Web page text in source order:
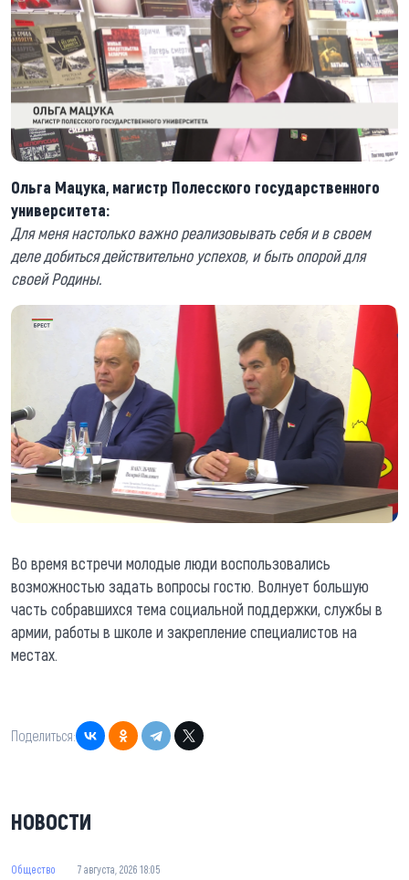
Ольга Мацука, магистр Полесского государственного
университета:
Для меня настолько важно реализовывать себя и в своем
деле добиться действительно успехов, и быть опорой для
своей Родины.
Во время встречи молодые люди воспользовались
возможностью задать вопросы гостю. Волнует большую
часть собравшихся тема социальной поддержки, службы в
армии, работы в школе и закрепление специалистов на
местах.
Поделиться:
НОВОСТИ
Общество 7 августа, 2026 18:05